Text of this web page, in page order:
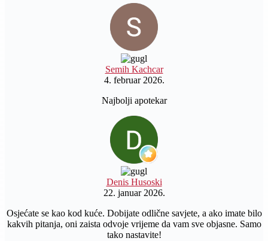
Semih Kachcar
4. februar 2026.
Najbolji apotekar
Denis Husoski
22. januar 2026.
Osjećate se kao kod kuće. Dobijate odlične savjete, a ako imate bilo
kakvih pitanja, oni zaista odvoje vrijeme da vam sve objasne. Samo
tako nastavite!